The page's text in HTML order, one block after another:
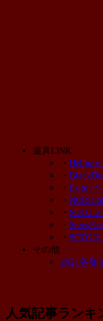
道具LINK
・ Helinox
・
・ Esibit
・
・ SOTO
・
・ SOTO
その他
2021冬版
人気記事ランキ